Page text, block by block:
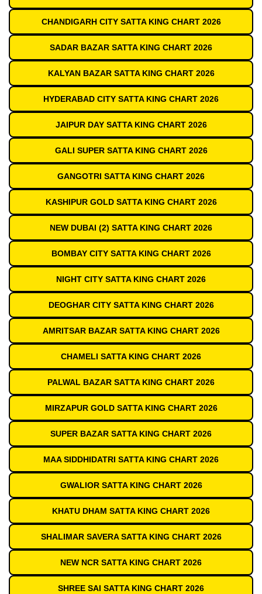
CHANDIGARH CITY SATTA KING CHART 2026
SADAR BAZAR SATTA KING CHART 2026
KALYAN BAZAR SATTA KING CHART 2026
HYDERABAD CITY SATTA KING CHART 2026
JAIPUR DAY SATTA KING CHART 2026
GALI SUPER SATTA KING CHART 2026
GANGOTRI SATTA KING CHART 2026
KASHIPUR GOLD SATTA KING CHART 2026
NEW DUBAI (2) SATTA KING CHART 2026
BOMBAY CITY SATTA KING CHART 2026
NIGHT CITY SATTA KING CHART 2026
DEOGHAR CITY SATTA KING CHART 2026
AMRITSAR BAZAR SATTA KING CHART 2026
CHAMELI SATTA KING CHART 2026
PALWAL BAZAR SATTA KING CHART 2026
MIRZAPUR GOLD SATTA KING CHART 2026
SUPER BAZAR SATTA KING CHART 2026
MAA SIDDHIDATRI SATTA KING CHART 2026
GWALIOR SATTA KING CHART 2026
KHATU DHAM SATTA KING CHART 2026
SHALIMAR SAVERA SATTA KING CHART 2026
NEW NCR SATTA KING CHART 2026
SHREE SAI SATTA KING CHART 2026